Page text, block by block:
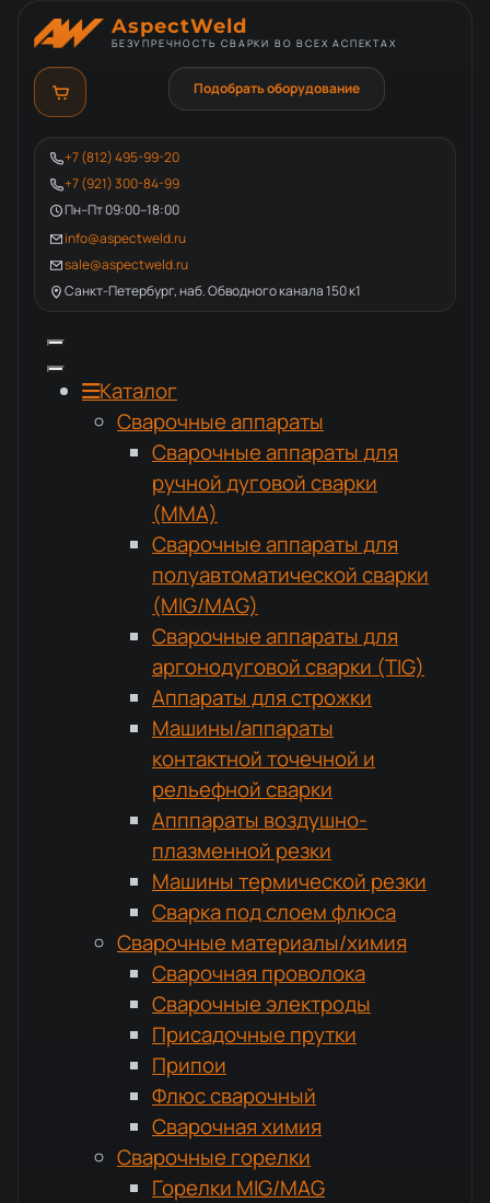
AspectWeld
БЕЗУПРЕЧНОСТЬ СВАРКИ ВО ВСЕХ АСПЕКТАХ
+7 (812) 495-99-20
+7 (921) 300-84-99
Пн–Пт 09:00–18:00
info@aspectweld.ru
sale@aspectweld.ru
Санкт-Петербург, наб. Обводного канала 150 к1
Подобрать оборудование
Каталог
Сварочные аппараты
Сварочные аппараты для
ручной дуговой сварки
(MMA)
Сварочные аппараты для
полуавтоматической сварки
(MIG/MAG)
Сварочные аппараты для
аргонодуговой сварки (TIG)
Аппараты для строжки
Машины/аппараты
контактной точечной и
рельефной сварки
Апппараты воздушно-
плазменной резки
Машины термической резки
Сварка под слоем флюса
Сварочные материалы/химия
Сварочная проволока
Сварочные электроды
Присадочные прутки
Припои
Флюс сварочный
Сварочная химия
Сварочные горелки
Горелки MIG/MAG